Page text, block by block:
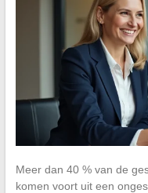
Meer dan 40 % van de
komen voort uit een